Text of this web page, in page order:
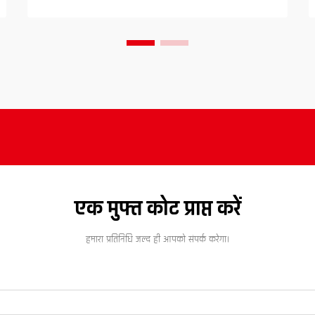
एक मुफ्त कोट प्राप्त करें
हमारा प्रतिनिधि जल्द ही आपको संपर्क करेगा।